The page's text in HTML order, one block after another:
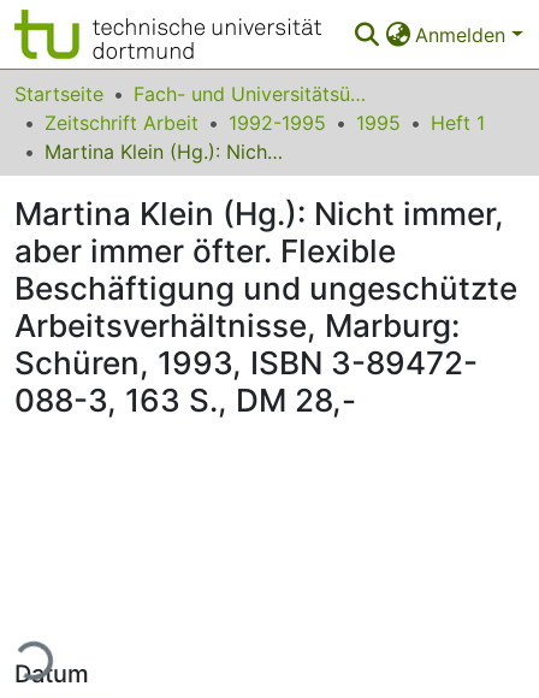
Anmelden
Bereiche & Sammlungen
Das gesamte Repositorium
FAQ
Leitlinien
Zurück zur Startseite
Startseite
Fach- und Universitätsübergreifendes
Zeitschrift Arbeit
1992-1995 1995
Heft 1
Martina Klein (Hg.): Nicht immer, aber immer öfter. Flexible Beschäftigung und ungeschützte Arbeitsverhältnisse, Marburg: Schüren, 1993, ISBN 3-89472-088-3, 163 S., DM 28,-
Martina Klein (Hg.): Nicht immer,
aber immer öfter. Flexible
Beschäftigung und ungeschützte
Arbeitsverhältnisse, Marburg:
Schüren, 1993, ISBN 3-89472-
088-3, 163 S., DM 28,-
Datum